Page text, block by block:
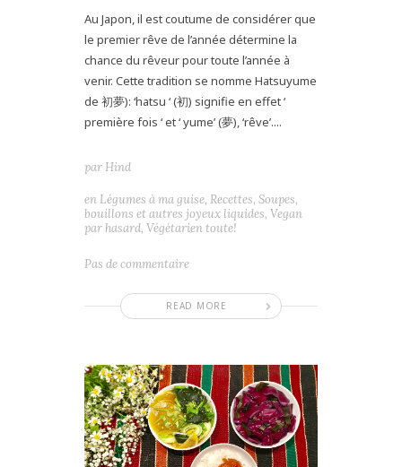
Au Japon, il est coutume de considérer que
le premier rêve de l’année détermine la
chance du rêveur pour toute l’année à
venir. Cette tradition se nomme Hatsuyume
de 初夢): ‘hatsu ‘ (初) signifie en effet ‘
première fois ‘ et ‘ yume’ (夢), ‘rêve’....
READ MORE
par Hind
en Légumes à ma guise, Recettes, Soupes,
bouillons et autres joyeux liquides, Vegan
par hasard, Végétarien toute!
Pas de commentaire